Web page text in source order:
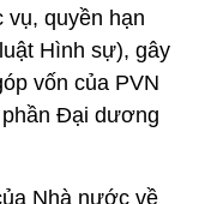
vụ, quyền hạn
Hình sự), gây
vốn của PVN
Đại dương
Nhà nước về